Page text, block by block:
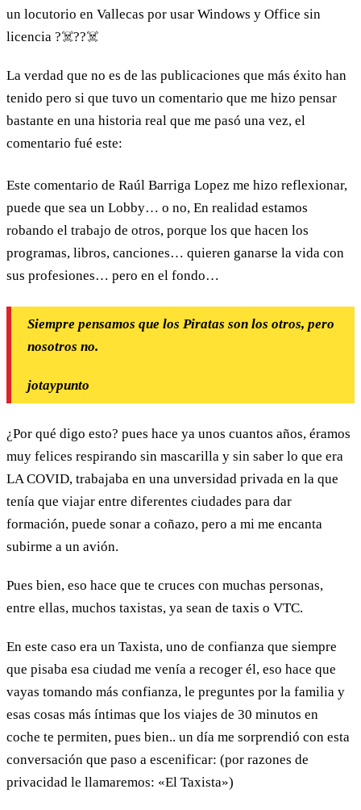
un locutorio en Vallecas por usar Windows y Office sin
licencia ?‍☠️??‍☠️
La verdad que no es de las publicaciones que más éxito han
tenido pero si que tuvo un comentario que me hizo pensar
bastante en una historia real que me pasó una vez, el
comentario fué este:
Este comentario de Raúl Barriga Lopez me hizo reflexionar,
puede que sea un Lobby… o no, En realidad estamos
robando el trabajo de otros, porque los que hacen los
programas, libros, canciones… quieren ganarse la vida con
sus profesiones… pero en el fondo…
Siempre pensamos que los Piratas son los otros, pero
nosotros no.
jotaypunto
¿Por qué digo esto? pues hace ya unos cuantos años, éramos
muy felices respirando sin mascarilla y sin saber lo que era
LA COVID, trabajaba en una unversidad privada en la que
tenía que viajar entre diferentes ciudades para dar
formación, puede sonar a coñazo, pero a mi me encanta
subirme a un avión.
Pues bien, eso hace que te cruces con muchas personas,
entre ellas, muchos taxistas, ya sean de taxis o VTC.
En este caso era un Taxista, uno de confianza que siempre
que pisaba esa ciudad me venía a recoger él, eso hace que
vayas tomando más confianza, le preguntes por la familia y
esas cosas más íntimas que los viajes de 30 minutos en
coche te permiten, pues bien.. un día me sorprendió con esta
conversación que paso a escenificar: (por razones de
privacidad le llamaremos: «El Taxista»)